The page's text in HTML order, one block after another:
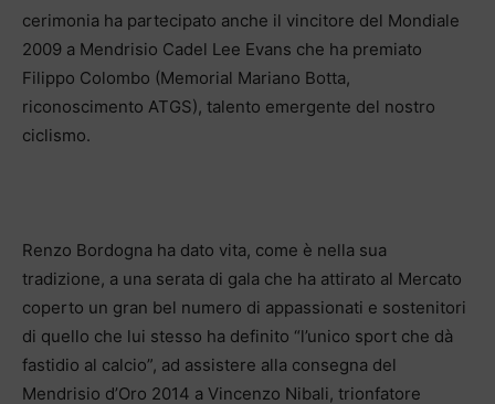
cerimonia ha partecipato anche il vincitore del Mondiale
2009 a Mendrisio Cadel Lee Evans che ha premiato
Filippo Colombo (Memorial Mariano Botta,
riconoscimento ATGS), talento emergente del nostro
ciclismo.
Renzo Bordogna ha dato vita, come è nella sua
tradizione, a una serata di gala che ha attirato al Mercato
coperto un gran bel numero di appassionati e sostenitori
di quello che lui stesso ha definito “l’unico sport che dà
fastidio al calcio”, ad assistere alla consegna del
Mendrisio d’Oro 2014 a Vincenzo Nibali, trionfatore